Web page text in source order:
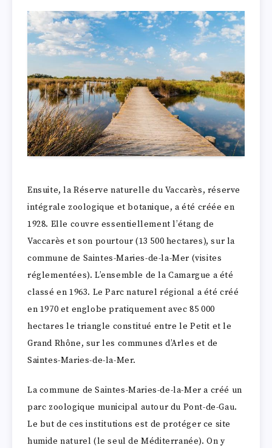
Ensuite, la Réserve naturelle du Vaccarès, réserve
intégrale zoologique et botanique, a été créée en
1928. Elle couvre essentiellement l’étang de
Vaccarès et son pourtour (13 500 hectares), sur la
commune de Saintes-Maries-de-la-Mer (visites
réglementées). L’ensemble de la Camargue a été
classé en 1963. Le Parc naturel régional a été créé
en 1970 et englobe pratiquement avec 85 000
hectares le triangle constitué entre le Petit et le
Grand Rhône, sur les communes d’Arles et de
Saintes-Maries-de-la-Mer.
La commune de Saintes-Maries-de-la-Mer a créé un
parc zoologique municipal autour du Pont-de-Gau.
Le but de ces institutions est de protéger ce site
humide naturel (le seul de Méditerranée). On y